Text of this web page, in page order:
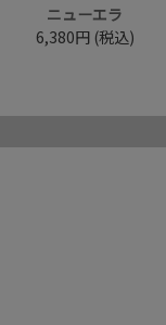
ニューエラ
6,380円 (税込)